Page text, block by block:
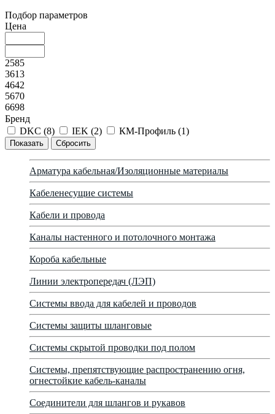
Подбор параметров
Цена
2585
3613
4642
5670
6698
Бренд
DKC (8) IEK (2) КМ-Профиль (1)
Арматура кабельная/Изоляционные материалы
Кабеленесущие системы
Кабели и провода
Каналы настенного и потолочного монтажа
Короба кабельные
Линии электропередач (ЛЭП)
Системы ввода для кабелей и проводов
Системы защиты шланговые
Системы скрытой проводки под полом
Системы, препятствующие распространению огня,
огнестойкие кабель-каналы
Соединители для шлангов и рукавов